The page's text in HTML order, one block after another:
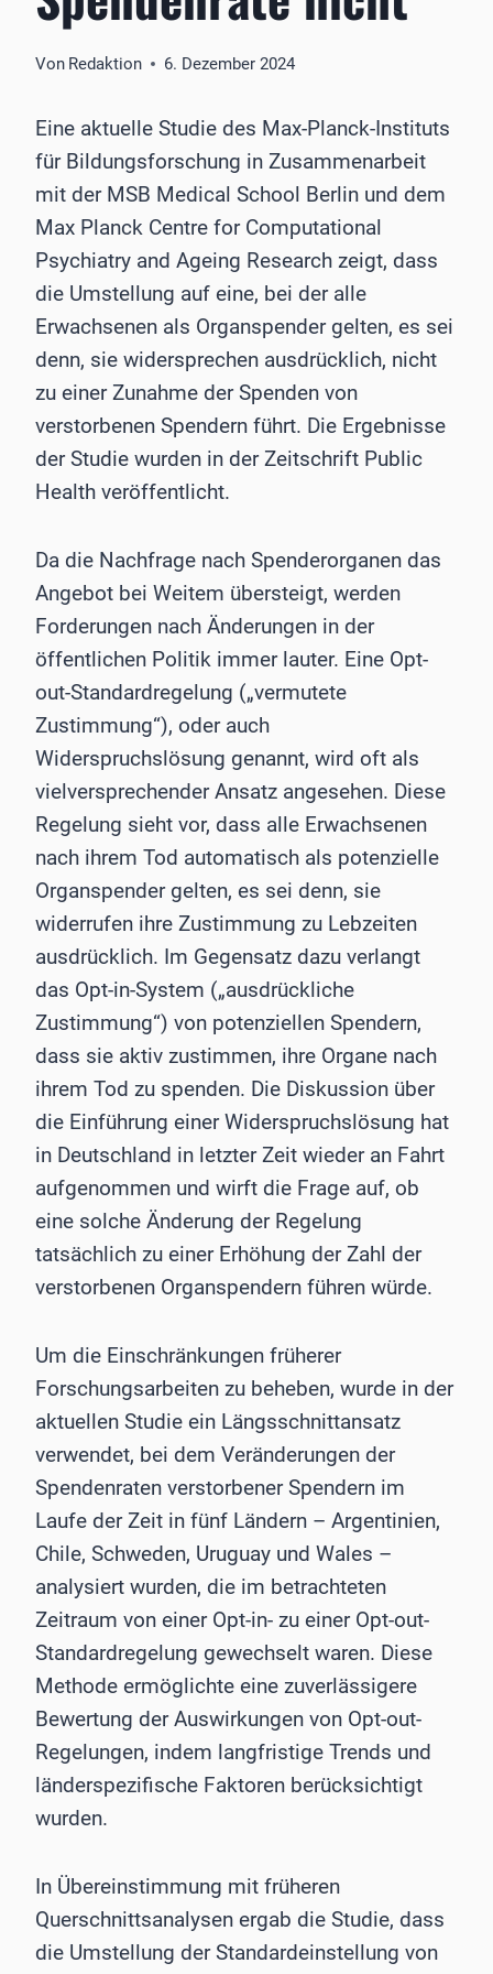
Von Redaktion 6. Dezember 2024
Eine aktuelle Studie des Max-Planck-Instituts
für Bildungsforschung in Zusammenarbeit
mit der MSB Medical School Berlin und dem
Max Planck Centre for Computational
Psychiatry and Ageing Research zeigt, dass
die Umstellung auf eine, bei der alle
Erwachsenen als Organspender gelten, es sei
denn, sie widersprechen ausdrücklich, nicht
zu einer Zunahme der Spenden von
verstorbenen Spendern führt. Die Ergebnisse
der Studie wurden in der Zeitschrift Public
Health veröffentlicht.
Da die Nachfrage nach Spenderorganen das
Angebot bei Weitem übersteigt, werden
Forderungen nach Änderungen in der
öffentlichen Politik immer lauter. Eine Opt-
out-Standardregelung („vermutete
Zustimmung“), oder auch
Widerspruchslösung genannt, wird oft als
vielversprechender Ansatz angesehen. Diese
Regelung sieht vor, dass alle Erwachsenen
nach ihrem Tod automatisch als potenzielle
Organspender gelten, es sei denn, sie
widerrufen ihre Zustimmung zu Lebzeiten
ausdrücklich. Im Gegensatz dazu verlangt
das Opt-in-System („ausdrückliche
Zustimmung“) von potenziellen Spendern,
dass sie aktiv zustimmen, ihre Organe nach
ihrem Tod zu spenden. Die Diskussion über
die Einführung einer Widerspruchslösung hat
in Deutschland in letzter Zeit wieder an Fahrt
aufgenommen und wirft die Frage auf, ob
eine solche Änderung der Regelung
tatsächlich zu einer Erhöhung der Zahl der
verstorbenen Organspendern führen würde.
Um die Einschränkungen früherer
Forschungsarbeiten zu beheben, wurde in der
aktuellen Studie ein Längsschnittansatz
verwendet, bei dem Veränderungen der
Spendenraten verstorbener Spendern im
Laufe der Zeit in fünf Ländern – Argentinien,
Chile, Schweden, Uruguay und Wales –
analysiert wurden, die im betrachteten
Zeitraum von einer Opt-in- zu einer Opt-out-
Standardregelung gewechselt waren. Diese
Methode ermöglichte eine zuverlässigere
Bewertung der Auswirkungen von Opt-out-
Regelungen, indem langfristige Trends und
länderspezifische Faktoren berücksichtigt
wurden.
In Übereinstimmung mit früheren
Querschnittsanalysen ergab die Studie, dass
die Umstellung der Standardeinstellung von